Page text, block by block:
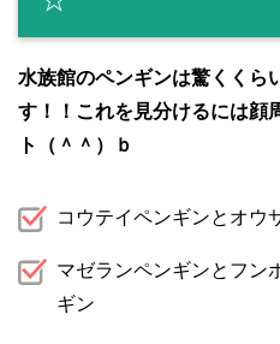
水族館のペンギンは驚くくら
す！！これを見分けるには顔
ト（＾＾）ｂ
コウテイペンギンとオウ
マゼランペンギンとフン
ギン